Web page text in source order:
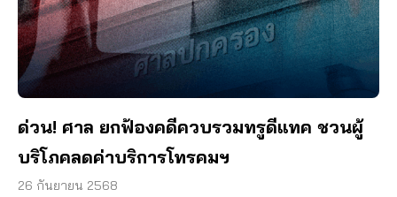
ด่วน! ศาล ยกฟ้องคดีควบรวมทรูดีแทค ชวนผู้
บริโภคลดค่าบริการโทรคมฯ
26 กันยายน 2568